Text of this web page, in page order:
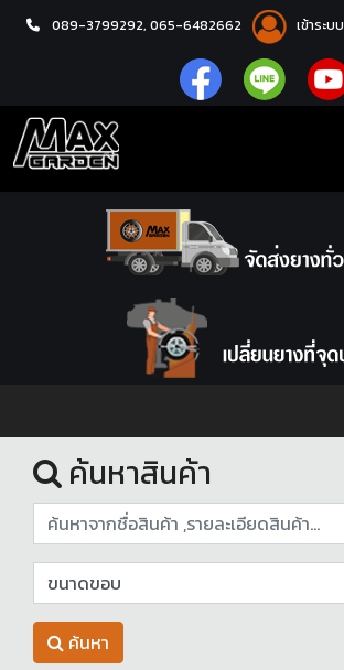
089-3799292, 065-6482662 เข้าระบบ
หน้าแรก
ค้นหาสินค้า
ค้นหา